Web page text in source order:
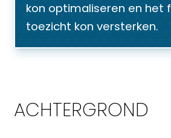
kon optimaliseren en het
toezicht kon versterken.
ACHTERGROND